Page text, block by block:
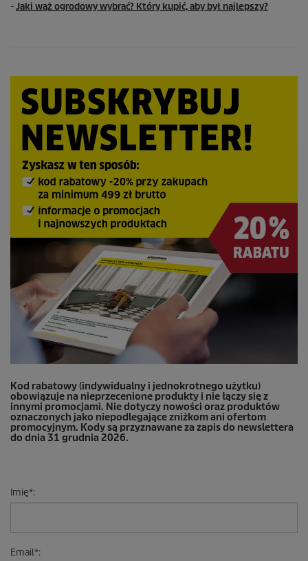
-Jaki wąż ogrodowy wybrać? Który kupić, aby był najlepszy?
Kod rabatowy (indywidualny i jednokrotnego użytku)
obowiązuje na nieprzecenione produkty i nie łączy się z
innymi promocjami. Nie dotyczy nowości oraz produktów
oznaczonych jako niepodlegające zniżkom ani ofertom
promocyjnym. Kody są przyznawane za zapis do newslettera
do dnia 31 grudnia 2026.
Imię*:
Email*: